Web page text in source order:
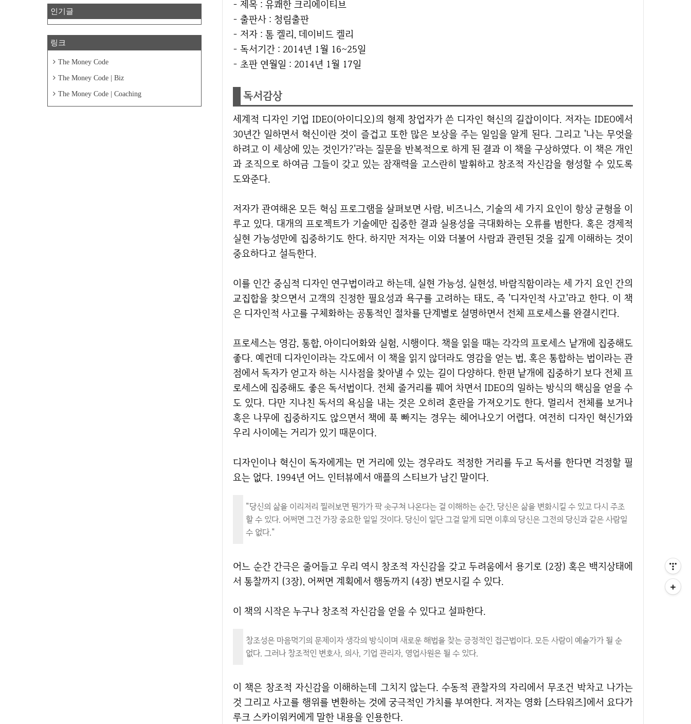
- 제목 : 유쾌한 크리에이티브
- 출판사 : 청림출판
- 저자 : 톰 켈리, 데이비드 켈리
- 독서기간 : 2014년 1월 16~25일
- 초판 연월일 : 2014년 1월 17일
독서감상
세계적 디자인 기업 IDEO(아이디오)의 형제 창업자가 쓴 디자인 혁신의 길잡이이다. 저자는 IDEO에서
30년간 일하면서 혁신이란 것이 즐겁고 또한 많은 보상을 주는 일임을 알게 된다. 그리고 '나는 무엇을
하려고 이 세상에 있는 것인가?'라는 질문을 반복적으로 하게 된 결과 이 책을 구상하였다. 이 책은 개인
과 조직으로 하여금 그들이 갖고 있는 잠재력을 고스란히 발휘하고 창조적 자신감을 형성할 수 있도록
도와준다.
저자가 관여해온 모든 혁심 프로그램을 살펴보면 사람, 비즈니스, 기술의 세 가지 요인이 항상 균형을 이
루고 있다. 대개의 프로젝트가 기술에만 집중한 결과 실용성을 극대화하는 오류를 범한다. 혹은 경제적
실현 가능성만에 집중하기도 한다. 하지만 저자는 이와 더불어 사람과 관련된 것을 깊게 이해하는 것이
중요하다고 설득한다.
이를 인간 중심적 디자인 연구법이라고 하는데, 실현 가능성, 실현성, 바람직함이라는 세 가지 요인 간의
교집합을 찾으면서 고객의 진정한 필요성과 욕구를 고려하는 태도, 즉 '디자인적 사고'라고 한다. 이 책
은 디자인적 사고를 구체화하는 공통적인 절차를 단계별로 설명하면서 전체 프로세스를 완결시킨다.
프로세스는 영감, 통합, 아이디어화와 실험, 시행이다. 책을 읽을 때는 각각의 프로세스 낱개에 집중해도
좋다. 예컨데 디자인이라는 각도에서 이 책을 읽지 않더라도 영감을 얻는 법, 혹은 통합하는 법이라는 관
점에서 독자가 얻고자 하는 시사점을 찾아낼 수 있는 길이 다양하다. 한편 낱개에 집중하기 보다 전체 프
로세스에 집중해도 좋은 독서법이다. 전체 줄거리를 꿰어 차면서 IDEO의 일하는 방식의 핵심을 얻을 수
도 있다. 다만 지나친 독서의 욕심을 내는 것은 오히려 혼란을 가져오기도 한다. 멀리서 전체를 보거나
혹은 나무에 집중하지도 않으면서 책에 푹 빠지는 경우는 헤어나오기 어렵다. 여전히 디자인 혁신가와
우리 사이에는 거리가 있기 때문이다.
디자인이나 혁신이 독자에게는 먼 거리에 있는 경우라도 적정한 거리를 두고 독서를 한다면 걱정할 필
요는 없다. 1994년 어느 인터뷰에서 애플의 스티브가 남긴 말이다.
"당신의 삶을 이리저리 찔러보면 뭔가가 팍 솟구쳐 나온다는 걸 이해하는 순간, 당신은 삶을 변화시킬 수 있고 다시 주조
할 수 있다. 어쩌면 그건 가장 중요한 일일 것이다. 당신이 일단 그걸 알게 되면 이후의 당신은 그전의 당신과 같은 사람일
수 없다."
어느 순간 간극은 줄어들고 우리 역시 창조적 자신감을 갖고 두려움에서 용기로 (2장) 혹은 백지상태에
서 통찰까지 (3장), 어쩌면 계획에서 행동까지 (4장) 변모시킬 수 있다.
이 책의 시작은 누구나 창조적 자신감을 얻을 수 있다고 설파한다.
창조성은 마음먹기의 문제이자 생각의 방식이며 새로운 해법을 찾는 긍정적인 접근법이다. 모든 사람이 예술가가 될 순
없다. 그러나 창조적인 변호사, 의사, 기업 관리자, 영업사원은 될 수 있다.
이 책은 창조적 자신감을 이해하는데 그치지 않는다. 수동적 관찰자의 자리에서 무조건 박차고 나가는
것 그리고 사고를 행위를 변환하는 것에 궁극적인 가치를 부여한다. 저자는 영화 [스타워즈]에서 요다가
루크 스카이워커에게 말한 내용을 인용한다.
인기글
링크
The Money Code
The Money Code | Biz
The Money Code | Coaching